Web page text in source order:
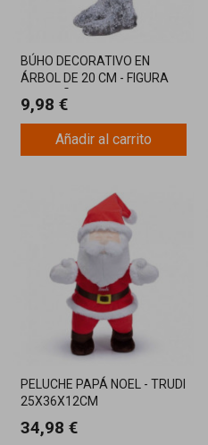
BÚHO DECORATIVO EN
ÁRBOL DE 20 CM - FIGURA
9,98 €
Añadir al carrito
PELUCHE PAPÁ NOEL - TRUDI
25X36X12CM
34,98 €